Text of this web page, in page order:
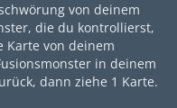
von deinem
die du kontrollierst,
Karte von deinem
in deinem
dann ziehe 1 Karte.